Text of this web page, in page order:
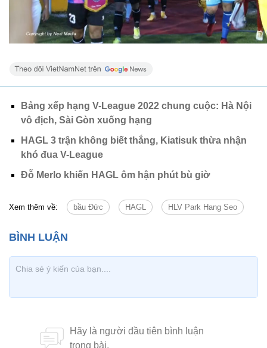
Bảng xếp hạng V-League 2022 chung cuộc: Hà Nội
vô địch, Sài Gòn xuống hạng
HAGL 3 trận không biết thắng, Kiatisuk thừa nhận
khó đua V-League
Đỗ Merlo khiến HAGL ôm hận phút bù giờ
Xem thêm về: bầu Đức HAGL HLV Park Hang Seo